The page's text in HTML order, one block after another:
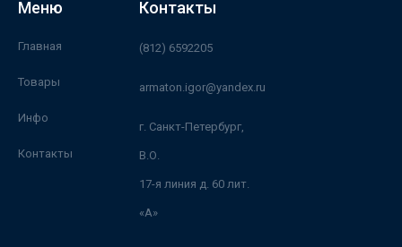
Меню
Главная
Товары
Инфо
Контакты
Контакты
(812) 6592205
armaton.igor@yandex.ru
г. Санкт-Петербург,
В.О.
17-я линия д. 60 лит.
«А»